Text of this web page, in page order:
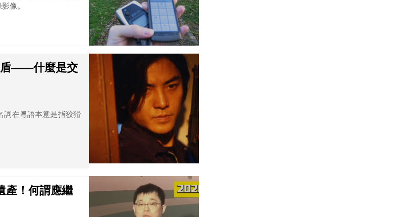
像。
盾——什麼是交
詞在粵語本意是指狡猾
產！何謂應繼